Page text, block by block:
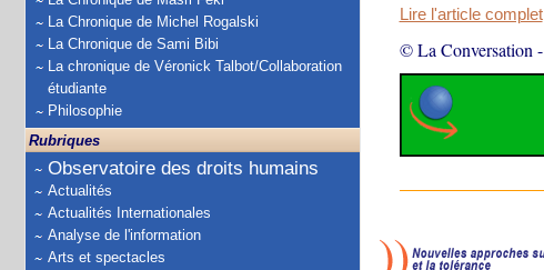
La Chronique de Michel Rogalski
La Chronique de Sami Bibi
La chronique de Véronick Talbot/Collaboration
étudiante
Philosophie
Rubriques
Observatoire des droits humains
Actualités
Actualités Internationales
Analyse de l'information
Arts et spectacles
Lire l'article complet
© La Conversation -